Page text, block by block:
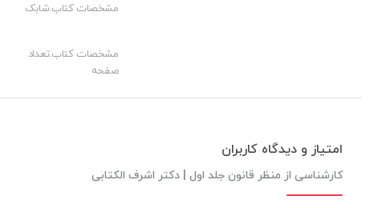
مشخصات کتاب.شابک
مشخصات کتاب.تعداد
صفحه
امتیاز و دیدگاه کاربران
کارشناسی از منظر قانون جلد اول | دکتر اشرف الکتابی